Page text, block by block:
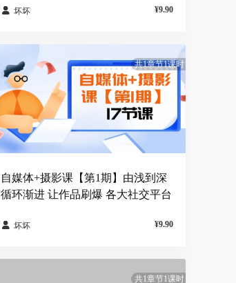
 坏坏 ¥9.90
共1章节1课时
自媒体+摄影课【第1期】由浅到深
循环渐进 让作品刷爆 各大社交平台
 坏坏 ¥9.90
共1章节1课时